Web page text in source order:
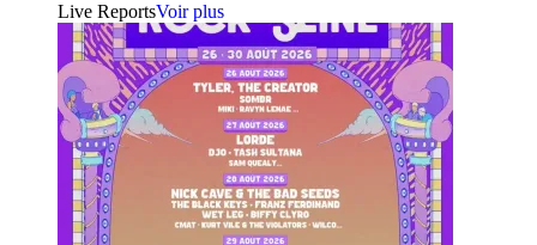
Live ReportsVoir plus